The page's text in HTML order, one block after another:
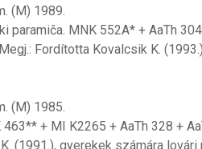
(M) 1989.
paramiča. MNK 552A* + AaTh
Fordította Kovalcsik K.
(M) 1985.
+ MI K2265 + AaTh 328 +
(1991.), gyerekek számára lovári